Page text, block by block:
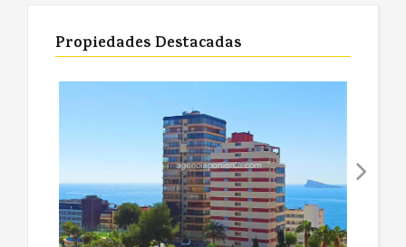
Propiedades Destacadas